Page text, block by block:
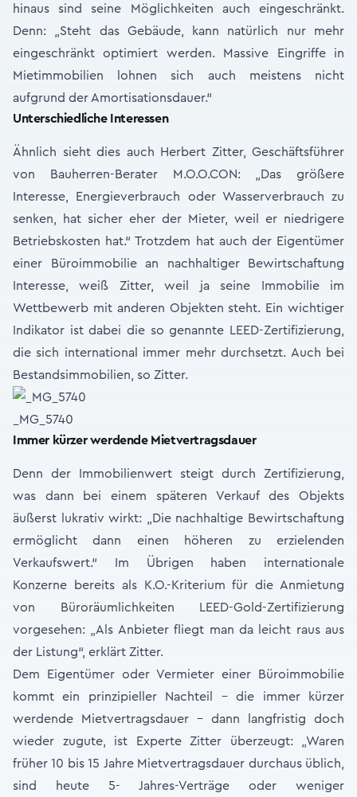
hinaus sind seine Möglichkeiten auch eingeschränkt.
Denn: „Steht das Gebäude, kann natürlich nur mehr
eingeschränkt optimiert werden. Massive Eingriffe in
Mietimmobilien lohnen sich auch meistens nicht
aufgrund der Amortisationsdauer.“
Unterschiedliche Interessen
Ähnlich sieht dies auch Herbert Zitter, Geschäftsführer
von Bauherren-Berater M.O.O.CON: „Das größere
Interesse, Energieverbrauch oder Wasserverbrauch zu
senken, hat sicher eher der Mieter, weil er niedrigere
Betriebskosten hat.“ Trotzdem hat auch der Eigentümer
einer Büroimmobilie an nachhaltiger Bewirtschaftung
Interesse, weiß Zitter, weil ja seine Immobilie im
Wettbewerb mit anderen Objekten steht. Ein wichtiger
Indikator ist dabei die so genannte LEED-Zertifizierung,
die sich international immer mehr durchsetzt. Auch bei
Bestandsimmobilien, so Zitter.
_MG_5740
Immer kürzer werdende Mietvertragsdauer
Denn der Immobilienwert steigt durch Zertifizierung,
was dann bei einem späteren Verkauf des Objekts
äußerst lukrativ wirkt: „Die nachhaltige Bewirtschaftung
ermöglicht dann einen höheren zu erzielenden
Verkaufswert.“ Im Übrigen haben internationale
Konzerne bereits als K.O.-Kriterium für die Anmietung
von Büroräumlichkeiten LEED-Gold-Zertifizierung
vorgesehen: „Als Anbieter fliegt man da leicht raus aus
der Listung“, erklärt Zitter.
Dem Eigentümer oder Vermieter einer Büroimmobilie
kommt ein prinzipieller Nachteil – die immer kürzer
werdende Mietvertragsdauer – dann langfristig doch
wieder zugute, ist Experte Zitter überzeugt: „Waren
früher 10 bis 15 Jahre Mietvertragsdauer durchaus üblich,
sind heute 5- Jahres-Verträge oder weniger